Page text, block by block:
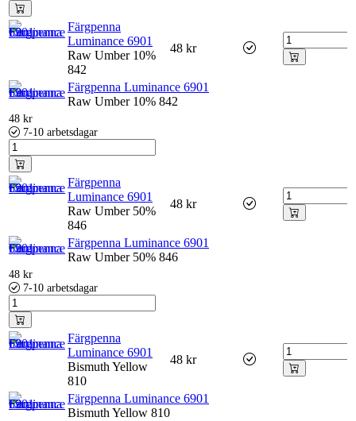
Färgpenna
Luminance 6901
Raw Umber 10%
842
48 kr
Färgpenna Luminance 6901
Raw Umber 10% 842
48 kr
7-10 arbetsdagar
Färgpenna
Luminance 6901
Raw Umber 50%
846
48 kr
Färgpenna Luminance 6901
Raw Umber 50% 846
48 kr
7-10 arbetsdagar
Färgpenna
Luminance 6901
Bismuth Yellow
810
48 kr
Färgpenna Luminance 6901
Bismuth Yellow 810